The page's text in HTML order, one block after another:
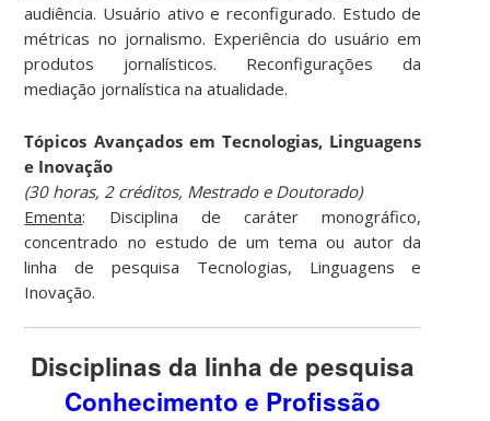
audiência. Usuário ativo e reconfigurado. Estudo de
métricas no jornalismo. Experiência do usuário em
produtos jornalísticos. Reconfigurações da
mediação jornalística na atualidade.
Tópicos Avançados em Tecnologias, Linguagens
e Inovação
(30 horas, 2 créditos, Mestrado e Doutorado)
Ementa: Disciplina de caráter monográfico,
concentrado no estudo de um tema ou autor da
linha de pesquisa Tecnologias, Linguagens e
Inovação.
Disciplinas da linha de pesquisa
Conhecimento e Profissão